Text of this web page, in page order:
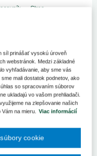
Stres
Ruskin University
zdravotníckeho
vyťaženosťou a
voči naplneniu
udalostí. Štúdia
v časopiseProcedia
ktoré budú vystavené
akými sú napríklad
síl prinášať vysokú úroveň
webstránok. Medzi základné
vyhľadávanie, aby sme vás
mali dostatok podnetov, ako
so spracovaním súborov
ukladajú vo vašom prehliadači.
na zlepšovanie našich
na mieru.
Viac informácií
cookie